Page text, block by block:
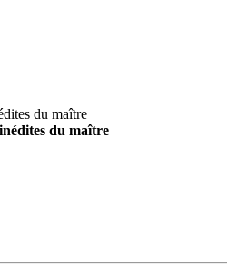
du maître